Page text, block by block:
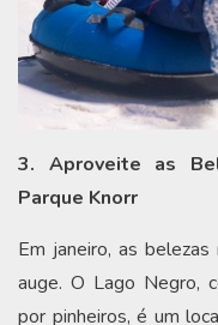
3. Aproveite as
Parque Knorr
Em janeiro, as
auge. O Lago Negro,
por pinheiros, é um